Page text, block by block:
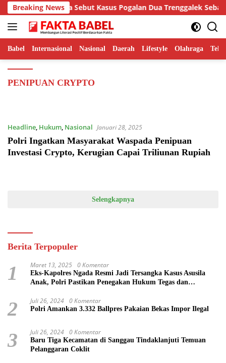
Langsung
ke
konten
Breaking News
Hamdi Putra Sebut Kasus Pogalan Dua Trenggalek
Babel Internasional Nasional Daerah Lifestyle Olahraga
PENIPUAN CRYPTO
Headline, Hukum, Nasional Januari 28, 2025
Polri Ingatkan Masyarakat Waspada Penipuan
Investasi Crypto, Kerugian Capai Triliunan Rupiah
Selengkapnya
Berita Terpopuler
1 Maret 13, 2025 0 Komentar
Eks-Kapolres Ngada Resmi Jadi Tersangka Kasus Asusila
Anak, Polri Pastikan Penegakan Hukum Tegas dan
2 Juli 26, 2024 0 Komentar
Polri Amankan 3.332 Ballpres Pakaian Bekas Impor Ilegal
3 Juli 26, 2024 0 Komentar
Baru Tiga Kecamatan di Sanggau Tindaklanjuti Temuan
Pelanggaran Coklit